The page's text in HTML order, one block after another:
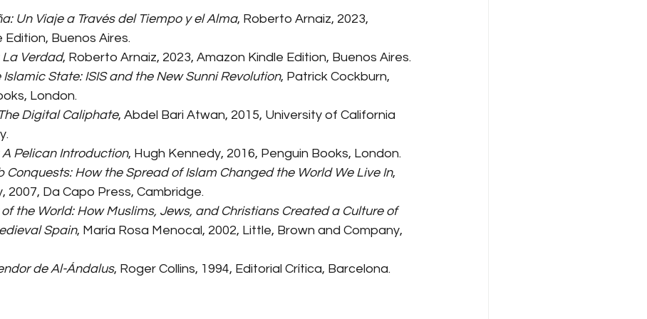
Un Viaje a Través del Tiempo y el Alma, Roberto Arnaiz, 2023,
Edition, Buenos Aires.
La Verdad, Roberto Arnaiz, 2023, Amazon Kindle Edition, Buenos Aires.
Islamic State: ISIS and the New Sunni Revolution, Patrick Cockburn,
London.
Digital Caliphate, Abdel Bari Atwan, 2015, University of California
A Pelican Introduction, Hugh Kennedy, 2016, Penguin Books, London.
Conquests: How the Spread of Islam Changed the World We Live In,
2007, Da Capo Press, Cambridge.
the World: How Muslims, Jews, and Christians Created a Culture of
Spain, María Rosa Menocal, 2002, Little, Brown and Company,
de Al-Ándalus, Roger Collins, 1994, Editorial Crítica, Barcelona.